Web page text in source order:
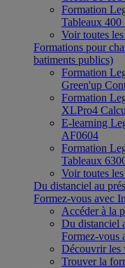
Formation
Tableaux 400
Voir toutes
Formations pour
batiments publics)
Formation
Green'up
Formation
XLPro4
E-learning
AF0604
Formation
Tableaux
Voir toutes
Du distanciel au
Formez-vous avec
Accéder à la
Du distanciel
Formez-vous
Découvrir les
Trouver la